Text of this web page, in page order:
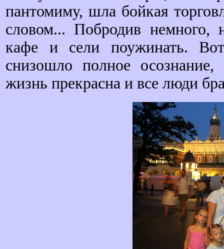
пантомиму, шла бойкая
словом... Побродив немного,
кафе и сели поужинать.
снизошло полное
жизнь прекрасна и все люди